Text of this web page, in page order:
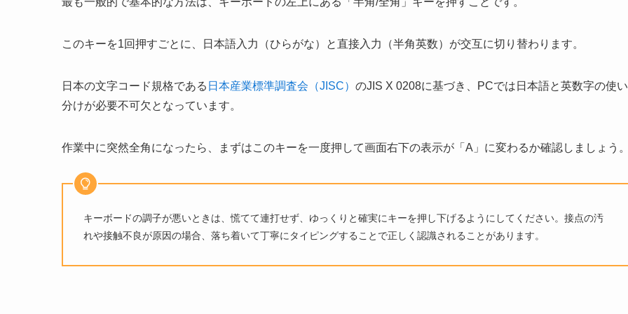
このキーを1回押すごとに、日本語入力（ひらがな）と直接入力（半角英数）が交互に切り替わります。
日本の文字コード規格である 日本産業標準調査会（JISC） のJIS X 0208に基づき、PCでは日本語と英数字の使い
分けが必要不可欠となっています。
作業中に突然全角になったら、まずはこのキーを一度押して画面右下の表示が「A」に変わるか確認しましょう
キーボードの調子が悪いときは、慌てて連打せず、ゆっくりと確実にキーを押し下げるようにしてください。接点の汚
れや接触不良が原因の場合、落ち着いて丁寧にタイピングすることで正しく認識されることがあります。